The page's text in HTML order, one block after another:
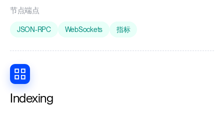
节点端点
JSON-RPC WebSockets 指标
Indexing